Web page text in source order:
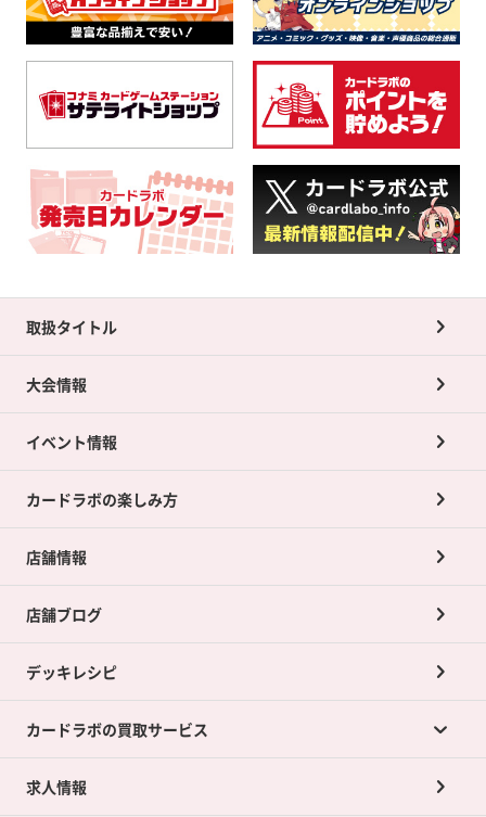
取扱タイトル
大会情報
イベント情報
カードラボの楽しみ方
店舗情報
店舗ブログ
デッキレシピ
カードラボの買取サービス
カードラボの買取サービスTOP
求人情報